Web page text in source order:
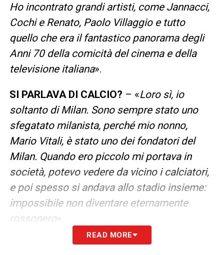
Ho incontrato grandi artisti, come Jannacci,
Cochi e Renato, Paolo Villaggio e tutto
quello che era il fantastico panorama degli
Anni 70 della comicità del cinema e della
televisione italiana».
SI PARLAVA DI CALCIO? – «Loro sì, io
soltanto di Milan. Sono sempre stato uno
sfegatato milanista, perché mio nonno,
Mario Vitali, è stato uno dei fondatori del
Milan. Quando ero piccolo mi portava in
società, potevo vedere da vicino i calciatori,
e poi spesso si andava allo stadio insieme:
impossibile non diventare eternamente
rossonero».
IL MILAN CHE HA NEL CUORE– «
READ MORE